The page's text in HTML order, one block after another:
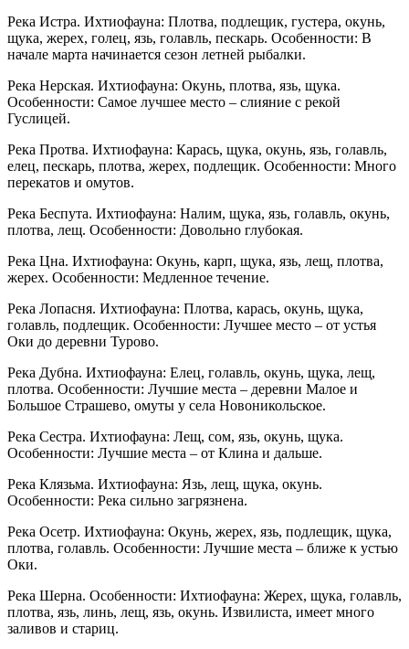
Река Истра. Ихтиофауна: Плотва, подлещик, густера, окунь,
щука, жерех, голец, язь, голавль, пескарь. Особенности: В
начале марта начинается сезон летней рыбалки.
Река Нерская. Ихтиофауна: Окунь, плотва, язь, щука.
Особенности: Самое лучшее место – слияние с рекой
Гуслицей.
Река Протва. Ихтиофауна: Карась, щука, окунь, язь, голавль,
елец, пескарь, плотва, жерех, подлещик. Особенности: Много
перекатов и омутов.
Река Беспута. Ихтиофауна: Налим, щука, язь, голавль, окунь,
плотва, лещ. Особенности: Довольно глубокая.
Река Цна. Ихтиофауна: Окунь, карп, щука, язь, лещ, плотва,
жерех. Особенности: Медленное течение.
Река Лопасня. Ихтиофауна: Плотва, карась, окунь, щука,
голавль, подлещик. Особенности: Лучшее место – от устья
Оки до деревни Турово.
Река Дубна. Ихтиофауна: Елец, голавль, окунь, щука, лещ,
плотва. Особенности: Лучшие места – деревни Малое и
Большое Страшево, омуты у села Новоникольское.
Река Сестра. Ихтиофауна: Лещ, сом, язь, окунь, щука.
Особенности: Лучшие места – от Клина и дальше.
Река Клязьма. Ихтиофауна: Язь, лещ, щука, окунь.
Особенности: Река сильно загрязнена.
Река Осетр. Ихтиофауна: Окунь, жерех, язь, подлещик, щука,
плотва, голавль. Особенности: Лучшие места – ближе к устью
Оки.
Река Шерна. Особенности: Ихтиофауна: Жерех, щука, голавль,
плотва, язь, линь, лещ, язь, окунь. Извилиста, имеет много
заливов и стариц.